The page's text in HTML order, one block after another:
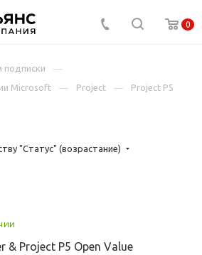
0
подписки
Microsoft
Project Project P5
"Статус" (возрастание)
& Project P5 Open Value